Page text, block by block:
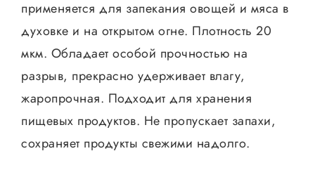
применяется для запекания овощей и мяса в
духовке и на открытом огне. Плотность 20
мкм. Обладает особой прочностью на
разрыв, прекрасно удерживает влагу,
жаропрочная. Подходит для хранения
пищевых продуктов. Не пропускает запахи,
сохраняет продукты свежими надолго.